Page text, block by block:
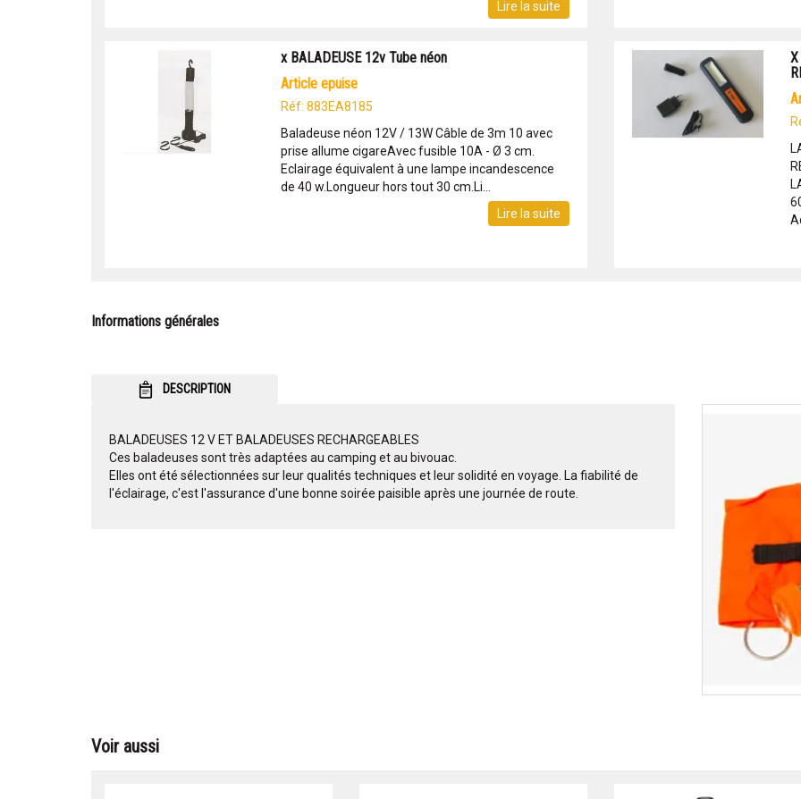
Lire la suite
x BALADEUSE 12v Tube néon
article epuise
Réf: 883EA8185
Baladeuse néon 12V / 13W Câble de 3m 10 avec
prise allume cigareAvec fusible 10A - Ø 3 cm.
Eclairage équivalent à une lampe incandescence
de 40 w.Longueur hors tout 30 cm.Li...
Lire la suite
Informations générales
DESCRIPTION
BALADEUSES 12 V ET BALADEUSES RECHARGEABLES
Ces baladeuses sont très adaptées au camping et au bivouac.
Elles ont été sélectionnées sur leur qualités techniques et leur solidité en voyage. La fiabilité de
l'éclairage, c'est l'assurance d'une bonne soirée paisible après une journée de route.
Voir aussi